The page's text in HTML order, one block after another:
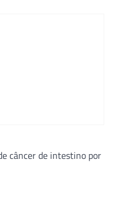
câncer de intestino por